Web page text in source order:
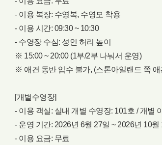
- 이용 복장: 수영복, 수영모 착용
- 이용 시간: 09:30 ~ 10:30
- 수영장 수심: 성인 허리 높이
※ 15:00 ~ 20:00 (1부/2부 나눠서 운영)
※ 애견 동반 입수 불가, (스톤아일랜드 쪽
[개별수영장]
- 이용 객실: 실내 개별 수영장: 101호 / 개별
- 운영 기간: 2026년 6월 27일 ~ 2026년 10월
- 이용 요금: 무료